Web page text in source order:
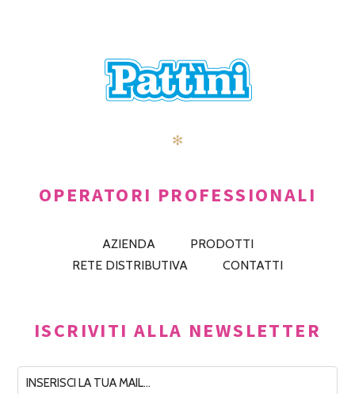
✻
OPERATORI PROFESSIONALI
AZIENDA
PRODOTTI
RETE DISTRIBUTIVA
CONTATTI
ISCRIVITI ALLA NEWSLETTER